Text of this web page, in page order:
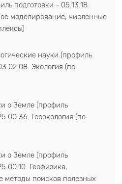
подготовки - 05.13.18.
моделирование, численные
науки (профиль
Экология (по
о Земле (профиль
Геоэкология (по
о Земле (профиль
Геофизика,
методы поисков полезных